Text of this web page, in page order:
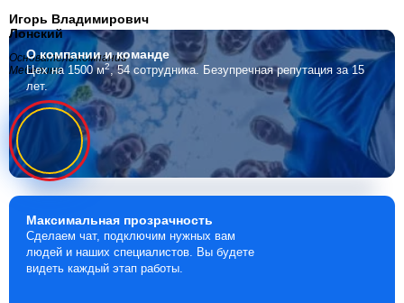
Игорь Владимирович
Лонский
Основатель компании
Мебелино
О компаниии команде
Цех на 1500 м2, 54 сотрудника. Безупречная репутация за 15
лет.
Максимальная прозрачность
Сделаем чат, подключим нужных вам
людей и наших специалистов. Вы будете
видеть каждый этап работы.